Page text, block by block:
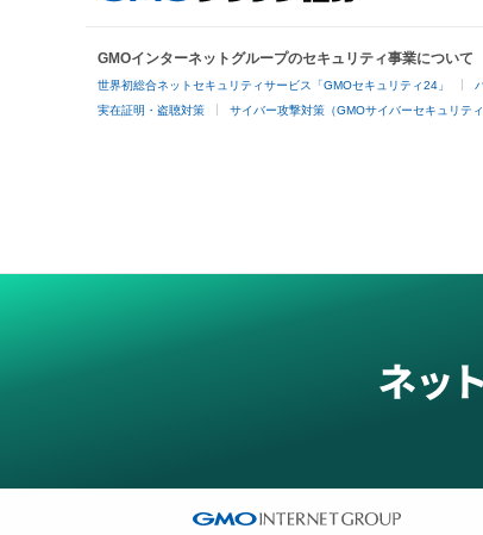
GMOインターネットグループのセキュリティ事業について
世界初総合ネットセキュリティサービス「GMOセキュリティ24」
実在証明・盗聴対策 サイバー攻撃対策（GMOサイバーセキュリティ